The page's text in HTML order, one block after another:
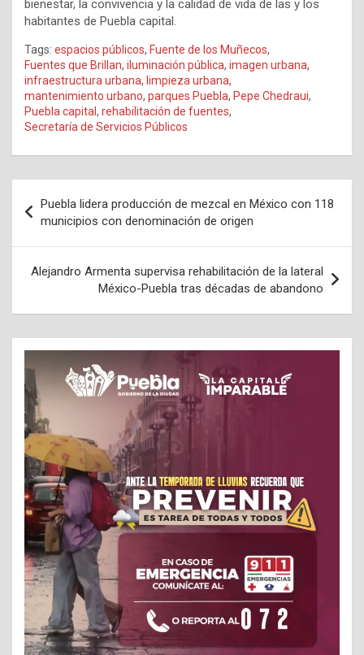
bienestar, la convivencia y la calidad de vida de las y los
habitantes de Puebla capital.
Tags: espacios públicos, Fuente de los Muñecos,
Fuentes que Brillan, iluminación pública, imagen urbana,
infraestructura urbana, limpieza urbana,
mantenimiento urbano, parques Puebla, Pepe Chedraui,
Puebla capital, rehabilitación de fuentes,
Secretaría de Servicios Públicos
de
entradas
Puebla lidera producción de mezcal en México con 118
municipios con denominación de origen
Alejandro Armenta supervisa rehabilitación de la lateral
México-Puebla tras décadas de abandono